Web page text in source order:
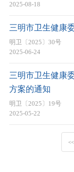
2025-08-18
三明市卫生健康
明卫〔2025〕30号
2025-06-24
三明市卫生健康
方案的通知
明卫〔2025〕19号
2025-05-22
<<